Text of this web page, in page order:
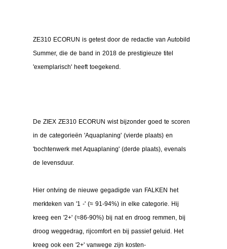
ZE310 ECORUN is getest door de redactie van Autobild
Summer, die de band in 2018 de prestigieuze titel
'exemplarisch' heeft toegekend.
De ZIEX ZE310 ECORUN wist bijzonder goed te scoren
in de categorieën 'Aquaplaning' (vierde plaats) en
'bochtenwerk met Aquaplaning' (derde plaats), evenals
de levensduur.
Hier ontving de nieuwe gegadigde van FALKEN het
merkteken van '1 -' (≈ 91-94%) in elke categorie. Hij
kreeg een '2+' (≈86-90%) bij nat en droog remmen, bij
droog weggedrag, rijcomfort en bij passief geluid. Het
kreeg ook een '2+' vanwege zijn kosten-